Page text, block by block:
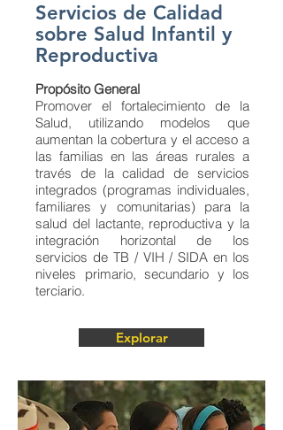
Servicios de Calidad
sobre Salud Infantil y
Reproductiva
Propósito General
Promover el fortalecimiento de la
Salud, utilizando modelos que
aumentan la cobertura y el acceso a
las familias en las áreas rurales a
través de la calidad de servicios
integrados (programas individuales,
familiares y comunitarias) para la
salud del lactante, reproductiva y la
integración horizontal de los
servicios de TB / VIH / SIDA en los
niveles primario, secundario y los
terciario.
Explorar